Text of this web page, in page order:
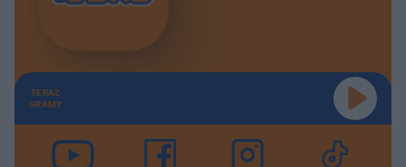
TERAZ
GRAMY